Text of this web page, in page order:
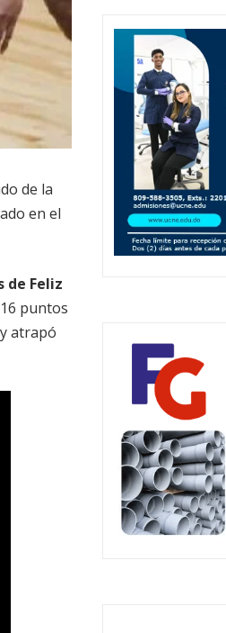
de la
en el
de Feliz
puntos
atrapó